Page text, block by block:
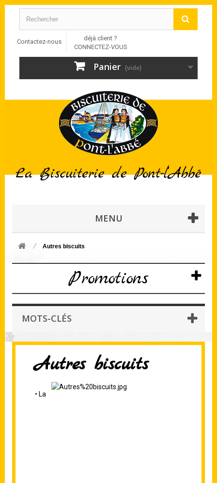
Contactez-nous
déjà client ?
CONNECTEZ-VOUS
Panier (vide)
MENU
Autres biscuits
Promotions
MOTS-CLÉS
Autres biscuits
• La